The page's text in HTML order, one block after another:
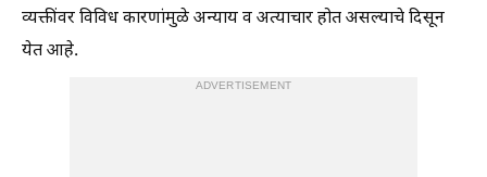
व्यक्तींवर विविध कारणांमुळे अन्याय व अत्याचार होत असल्याचे दिसून
येत आहे.
ADVERTISEMENT